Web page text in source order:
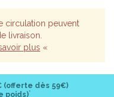
circulation peuvent
livraison.
plus «
(offerte dès 59€)
poids)*